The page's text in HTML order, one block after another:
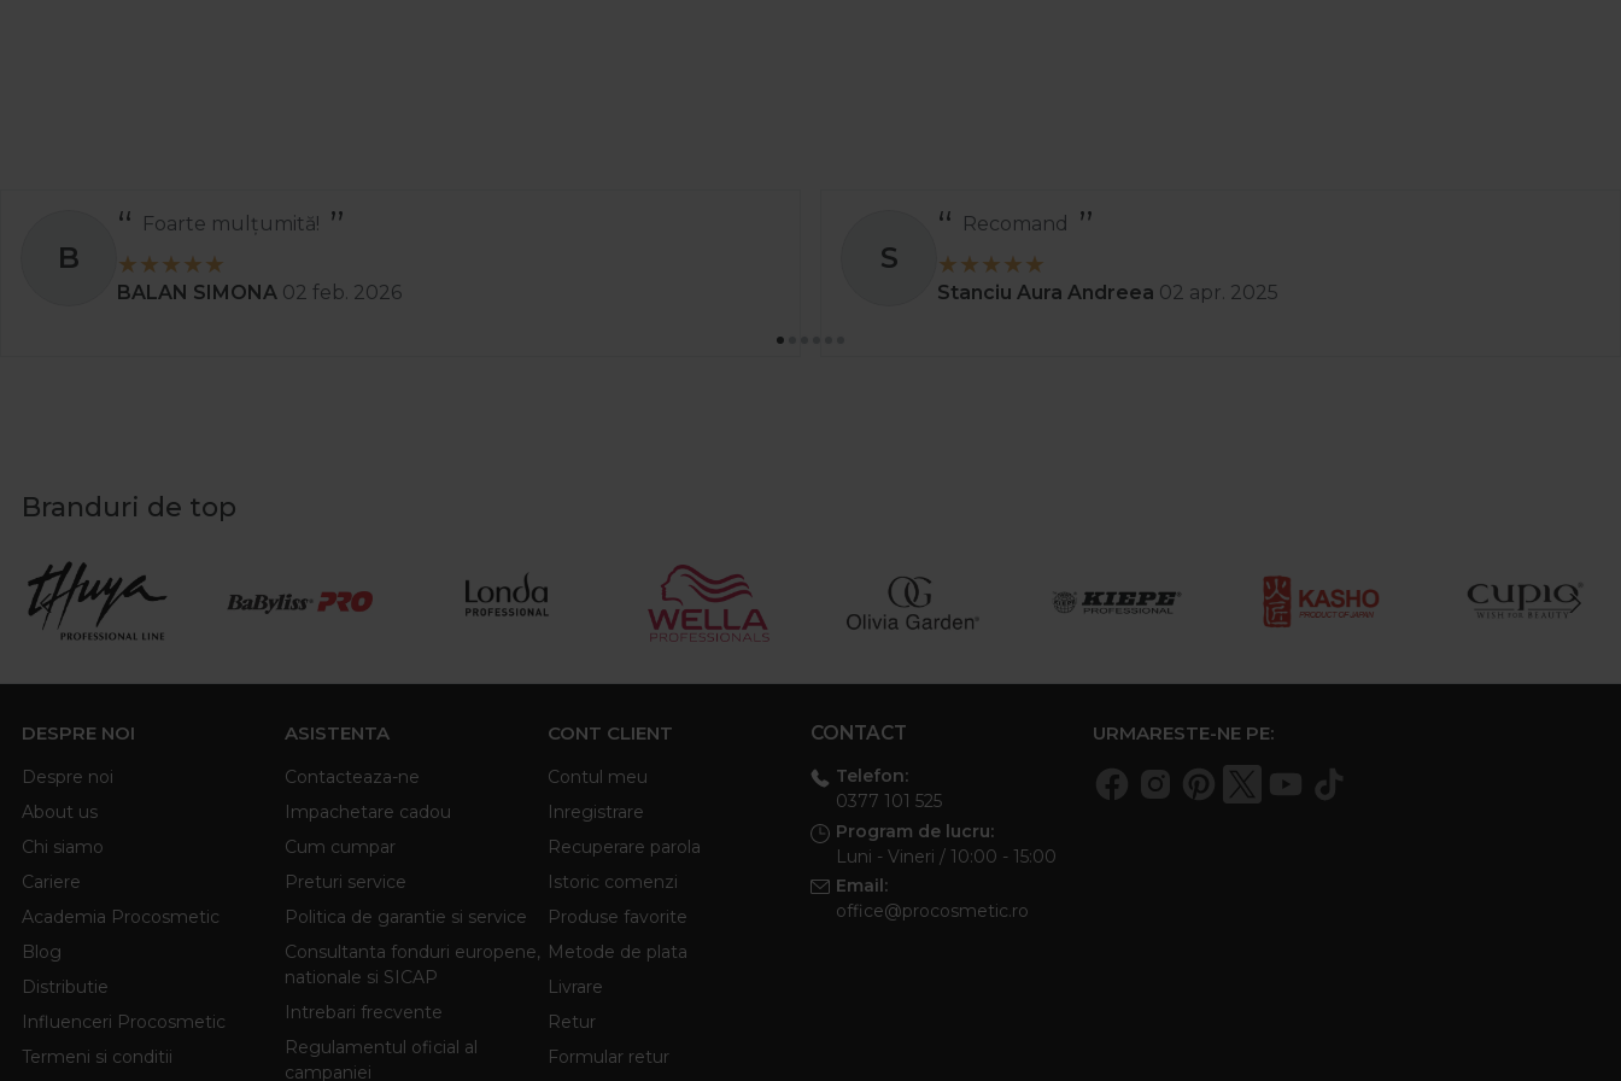
B
Foarte mulțumită!
BALAN SIMONA 02 feb. 2026
S
Recomand
Stanciu Aura Andreea 02 apr. 2025
Branduri de top
DESPRE NOI
Despre noi
About us
Chi siamo
Cariere
Academia Procosmetic
Blog
Distributie
Influenceri Procosmetic
Termeni si conditii
ASISTENTA
Contacteaza-ne
Impachetare cadou
Cum cumpar
Preturi service
Politica de garantie si service
Consultanta fonduri europene,
nationale si SICAP
Intrebari frecvente
Regulamentul oficial al
campaniei
CONT CLIENT
Contul meu
Inregistrare
Recuperare parola
Istoric comenzi
Produse favorite
Metode de plata
Livrare
Retur
Formular retur
CONTACT
Telefon:
0377 101 525
Program de lucru:
Luni - Vineri / 10:00 - 15:00
Email:
office@procosmetic.ro
URMARESTE-NE PE: